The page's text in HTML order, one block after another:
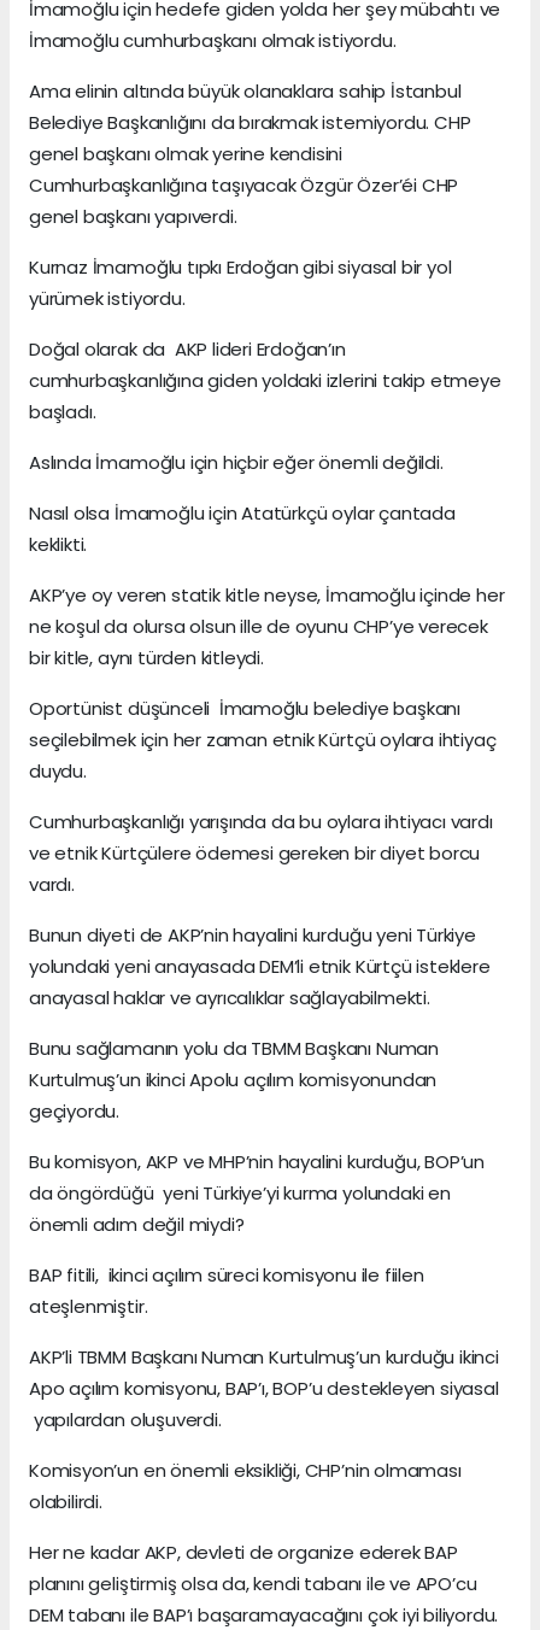
İmamoğlu için hedefe giden yolda her şey mübahtı ve
İmamoğlu cumhurbaşkanı olmak istiyordu.
Ama elinin altında büyük olanaklara sahip İstanbul
Belediye Başkanlığını da bırakmak istemiyordu. CHP
genel başkanı olmak yerine kendisini
Cumhurbaşkanlığına taşıyacak Özgür Özer’éi CHP
genel başkanı yapıverdi.
Kurnaz İmamoğlu tıpkı Erdoğan gibi siyasal bir yol
yürümek istiyordu.
Doğal olarak da AKP lideri Erdoğan’ın
cumhurbaşkanlığına giden yoldaki izlerini takip etmeye
başladı.
Aslında İmamoğlu için hiçbir eğer önemli değildi.
Nasıl olsa İmamoğlu için Atatürkçü oylar çantada
keklikti.
AKP’ye oy veren statik kitle neyse, İmamoğlu içinde her
ne koşul da olursa olsun ille de oyunu CHP’ye verecek
bir kitle, aynı türden kitleydi.
Oportünist düşünceli İmamoğlu belediye başkanı
seçilebilmek için her zaman etnik Kürtçü oylara ihtiyaç
duydu.
Cumhurbaşkanlığı yarışında da bu oylara ihtiyacı vardı
ve etnik Kürtçülere ödemesi gereken bir diyet borcu
vardı.
Bunun diyeti de AKP’nin hayalini kurduğu yeni Türkiye
yolundaki yeni anayasada DEM’li etnik Kürtçü isteklere
anayasal haklar ve ayrıcalıklar sağlayabilmekti.
Bunu sağlamanın yolu da TBMM Başkanı Numan
Kurtulmuş’un ikinci Apolu açılım komisyonundan
geçiyordu.
Bu komisyon, AKP ve MHP’nin hayalini kurduğu, BOP’un
da öngördüğü yeni Türkiye’yi kurma yolundaki en
önemli adım değil miydi?
BAP fitili, ikinci açılım süreci komisyonu ile fiilen
ateşlenmiştir.
AKP’li TBMM Başkanı Numan Kurtulmuş’un kurduğu ikinci
Apo açılım komisyonu, BAP’ı, BOP’u destekleyen siyasal
yapılardan oluşuverdi.
Komisyon’un en önemli eksikliği, CHP’nin olmaması
olabilirdi.
Her ne kadar AKP, devleti de organize ederek BAP
planını geliştirmiş olsa da, kendi tabanı ile ve APO’cu
DEM tabanı ile BAP’ı başaramayacağını çok iyi biliyordu.